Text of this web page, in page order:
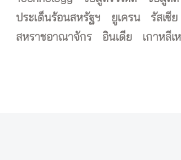
ประเด็นร้อนสหรัฐฯ
ยูเครน รัสเซีย
สหราชอาณาจักร
อินเดีย เกาหลีเ